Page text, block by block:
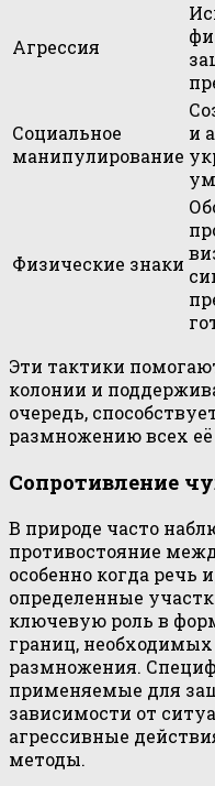
Агрессия
Социальное
манипулирование
и
Физические знаки
Эти тактики
колонии и
очередь,
размножению всех её
Сопротивление
В природе часто
противостояние
особенно когда речь
определенные
ключевую роль в
границ,
размножения.
применяемые для
зависимости от
агрессивные
методы.